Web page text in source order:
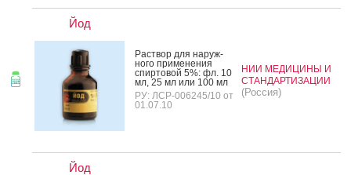
Йод
Рас­твор для на­руж­
но­го при­мене­ния
спир­то­вой 5%: фл. 10
мл, 25 мл или 100 мл
РУ: ЛСР-006245/10 от
01.07.10
НИИ МЕДИЦИНЫ И
СТАНДАРТИЗАЦИИ
(Россия)
Йод